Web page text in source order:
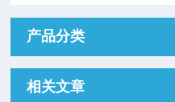
产品分类
相关文章